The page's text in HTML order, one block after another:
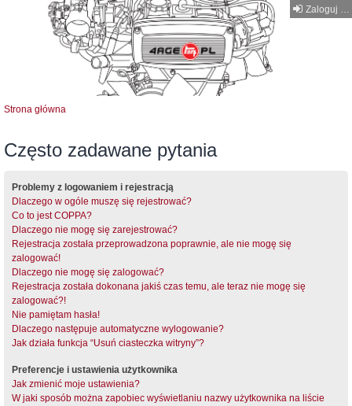
Zaloguj się
Strona główna
Często zadawane pytania
Problemy z logowaniem i rejestracją
Dlaczego w ogóle muszę się rejestrować?
Co to jest COPPA?
Dlaczego nie mogę się zarejestrować?
Rejestracja została przeprowadzona poprawnie, ale nie mogę się
zalogować!
Dlaczego nie mogę się zalogować?
Rejestracja została dokonana jakiś czas temu, ale teraz nie mogę się
zalogować?!
Nie pamiętam hasła!
Dlaczego następuje automatyczne wylogowanie?
Jak działa funkcja “Usuń ciasteczka witryny”?
Preferencje i ustawienia użytkownika
Jak zmienić moje ustawienia?
W jaki sposób można zapobiec wyświetlaniu nazwy użytkownika na liście